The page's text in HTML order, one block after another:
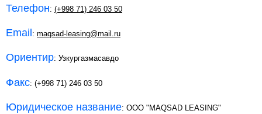
Телефон: (+998 71) 246 03 50
Email : maqsad-leasing@mail.ru
Ориентир: Узкургазмасавдо
Факс: (+998 71) 246 03 50
Юридическое название: OOO "MAQSAD LEASING"